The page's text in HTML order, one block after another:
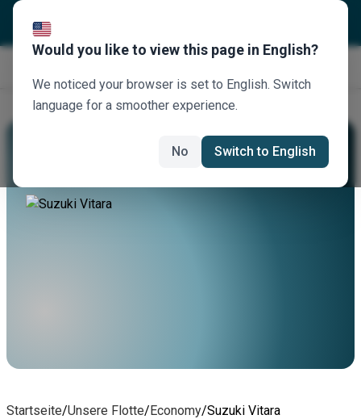
Mieten Sie Einen Suzuki Vitara
Startseite/Unsere Flotte/Economy/Suzuki Vitara
Would you like to view this page in English?
We noticed your browser is set to English. Switch
language for a smoother experience.
No Switch to English